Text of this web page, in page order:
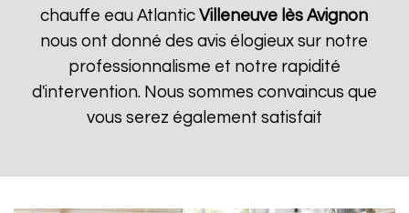
chauffe eau AtlanticVilleneuve lès Avignon
nous ont donné des avis élogieux sur notre
professionnalisme et notre rapidité
d'intervention. Nous sommes convaincus que
vous serez également satisfait